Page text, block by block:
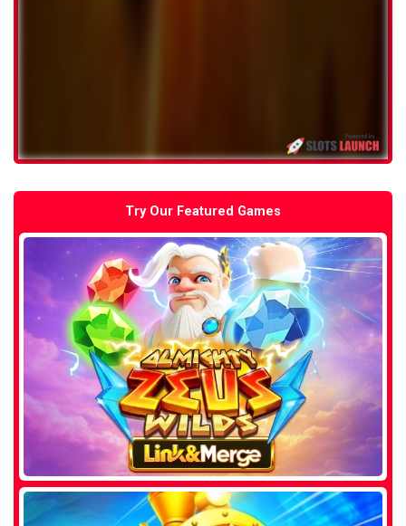
Try Our Featured Games